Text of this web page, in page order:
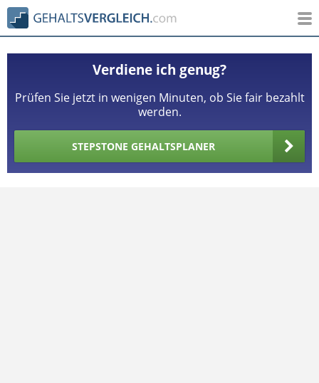
Verdiene ich genug?
Prüfen Sie jetzt in wenigen Minuten, ob Sie fair bezahlt
werden.
STEPSTONE GEHALTSPLANER